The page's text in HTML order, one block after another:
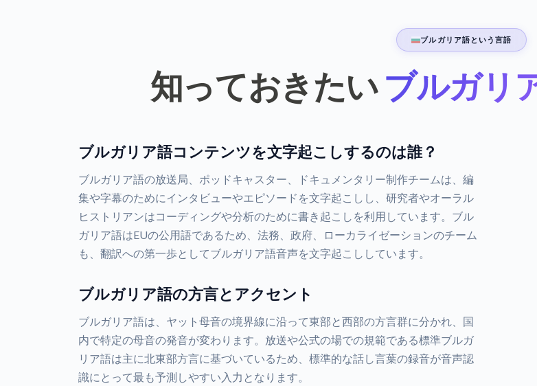
ブルガリア語という言語
知っておきたいブルガリ
ブルガリア語コンテンツを文字起こしするのは誰？
ブルガリア語の放送局、ポッドキャスター、ドキュメンタリー制作チームは、編
集や字幕のためにインタビューやエピソードを文字起こしし、研究者やオーラル
ヒストリアンはコーディングや分析のために書き起こしを利用しています。ブル
ガリア語はEUの公用語であるため、法務、政府、ローカライゼーションのチーム
も、翻訳への第一歩としてブルガリア語音声を文字起こししています。
ブルガリア語の方言とアクセント
ブルガリア語は、ヤット母音の境界線に沿って東部と西部の方言群に分かれ、国
内で特定の母音の発音が変わります。放送や公式の場での規範である標準ブルガ
リア語は主に北東部方言に基づいているため、標準的な話し言葉の録音が音声認
識にとって最も予測しやすい入力となります。